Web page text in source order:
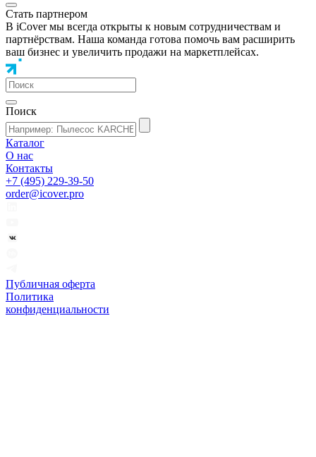
Стать партнером
В iCover мы всегда открыты к новым сотрудничествам и
партнёрствам. Наша команда готова помочь вам расширить
ваш бизнес и увеличить продажи на маркетплейсах.
Поиск
Каталог
О нас
Контакты
+7 (495) 229-39-50
order@icover.pro
Публичная оферта
Политика
конфиденциальности